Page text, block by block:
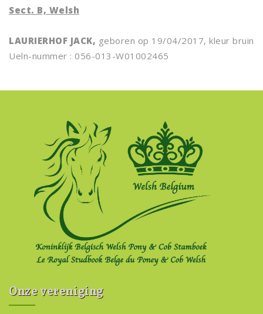
Sect. B, Welsh
LAURIERHOF JACK, geboren op 19/04/2017, kleur bruin
Ueln-nummer : 056-013-W01002465
Onze vereniging